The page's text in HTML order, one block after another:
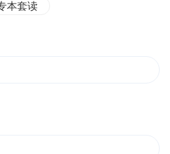
本套读